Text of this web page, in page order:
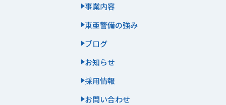
事業内容
東亜警備の強み
ブログ
お知らせ
採用情報
お問い合わせ